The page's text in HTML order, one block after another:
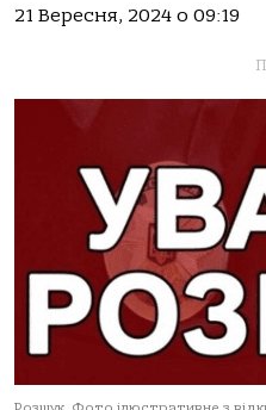
21 Вересня, 2024 о 09:19